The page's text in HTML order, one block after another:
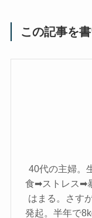
この記事を
40代の主婦。
食➡ストレス➡
はまる。さす
発起。半年で